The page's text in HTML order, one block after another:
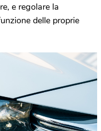
e regolare la
delle proprie